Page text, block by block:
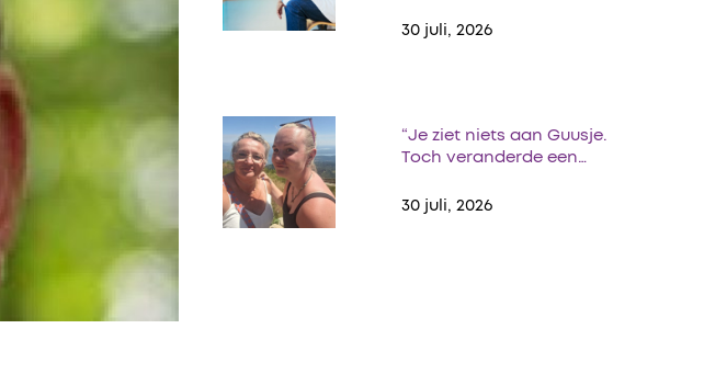
30 juli, 2026
“Je ziet niets aan Guusje.
Toch veranderde een…
30 juli, 2026